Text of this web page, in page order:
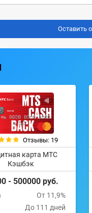
Отзывы: 19
карта МТС
Кэшбэк
- 500000 руб.
От 11,9%
До 111 дней